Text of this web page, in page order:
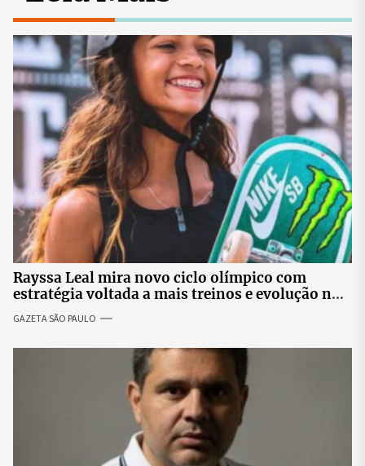
Rayssa Leal mira novo ciclo olímpico com
estratégia voltada a mais treinos e evolução no
GAZETA SÃO PAULO